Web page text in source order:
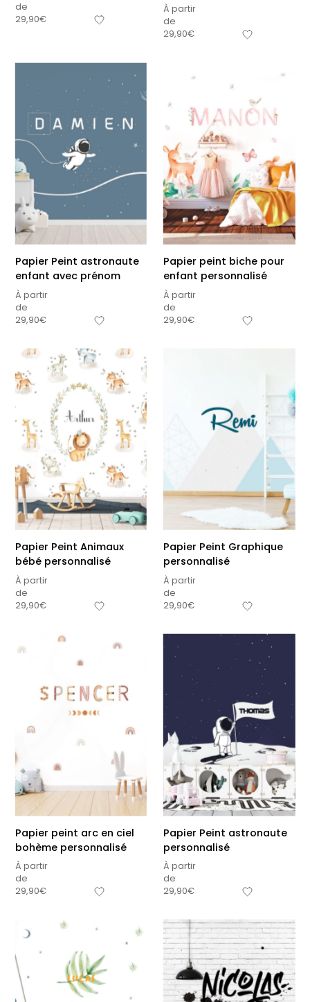
de
29,90€
À partir
de
29,90€
Papier Peint astronaute
enfant avec prénom
À partir
de
29,90€
Papier peint biche pour
enfant personnalisé
À partir
de
29,90€
Papier Peint Animaux
bébé personnalisé
À partir
de
29,90€
Papier Peint Graphique
personnalisé
À partir
de
29,90€
Papier peint arc en ciel
bohème personnalisé
À partir
de
29,90€
Papier Peint astronaute
personnalisé
À partir
de
29,90€